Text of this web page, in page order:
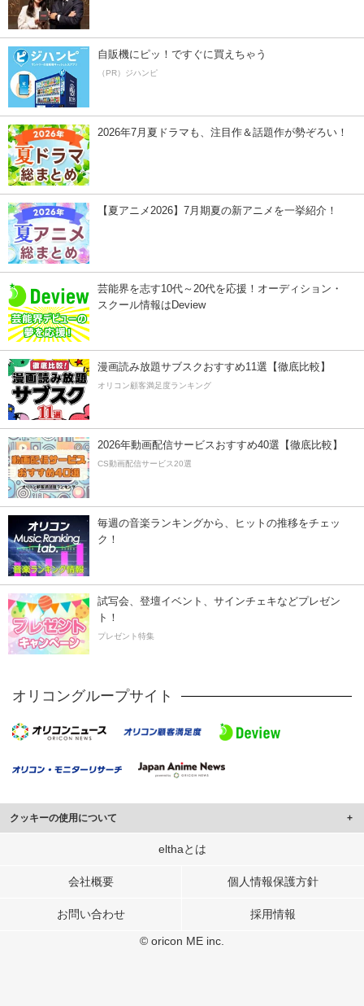
自販機にピッ！ですぐに買えちゃう
（PR）ジハンピ
2026年7月夏ドラマも、注目作＆話題作が勢ぞろい！
【夏アニメ2026】7月期夏の新アニメを一挙紹介！
芸能界を志す10代～20代を応援！オーディション・
スクール情報はDeview
漫画読み放題サブスクおすすめ11選【徹底比較】
オリコン顧客満足度ランキング
2026年動画配信サービスおすすめ40選【徹底比較】
CS動画配信サービス20選
毎週の音楽ランキングから、ヒットの推移をチェッ
ク！
試写会、登壇イベント、サインチェキなどプレゼン
ト！
プレゼント特集
オリコングループサイト
クッキーの使用について
このサイトでは Cookie を使用して、ユーザーに合わせたコンテンツや広告の
行っています。
メディアや広告配信、データ解析の各パートナーに提供しています。
elthaとは
会社概要 個人情報保護方針
お問い合わせ 採用情報
© oricon ME inc.